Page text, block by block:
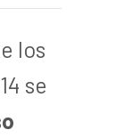
los
se